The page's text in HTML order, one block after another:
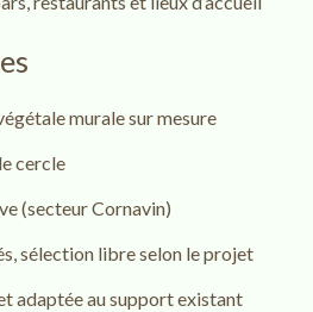
murale sur mesure
cercle
(secteur Cornavin)
sélection libre selon le projet
adaptée au support existant